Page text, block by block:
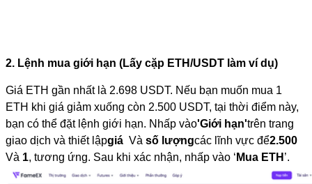
2. Lệnh mua giới hạn (Lấy cặp ETH/USDT làm ví dụ)
Giá ETH gần nhất là 2.698 USDT. Nếu bạn muốn mua 1
ETH khi giá giảm xuống còn 2.500 USDT, tại thời điểm này,
bạn có thể đặt lệnh giới hạn. Nhấp vào'Giới hạn'trên trang
giao dịch và thiết lậpgiá Và số lượngcác lĩnh vực để2.500
Và 1, tương ứng. Sau khi xác nhận, nhấp vào ‘ Mua ETH ’.